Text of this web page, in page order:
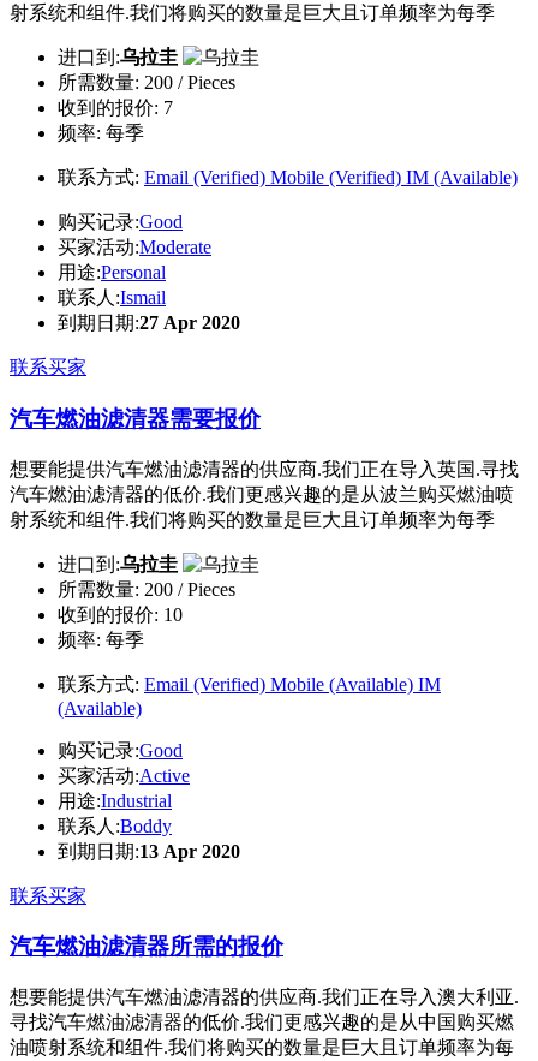
射系统和组件.我们将购买的数量是巨大且订单频率为每季
进口到:乌拉圭
所需数量: 200 / Pieces
收到的报价: 7
频率: 每季
联系方式: Email (Verified) Mobile (Verified) IM (Available)
购买记录:Good
买家活动:Moderate
用途:Personal
联系人:Ismail
到期日期:27 Apr 2020
联系买家
汽车燃油滤清器需要报价
想要能提供汽车燃油滤清器的供应商.我们正在导入英国.寻找
汽车燃油滤清器的低价.我们更感兴趣的是从波兰购买燃油喷
射系统和组件.我们将购买的数量是巨大且订单频率为每季
进口到:乌拉圭
所需数量: 200 / Pieces
收到的报价: 10
频率: 每季
联系方式: Email (Verified) Mobile (Available) IM
(Available)
购买记录:Good
买家活动:Active
用途:Industrial
联系人:Boddy
到期日期:13 Apr 2020
联系买家
汽车燃油滤清器所需的报价
想要能提供汽车燃油滤清器的供应商.我们正在导入澳大利亚.
寻找汽车燃油滤清器的低价.我们更感兴趣的是从中国购买燃
油喷射系统和组件.我们将购买的数量是巨大且订单频率为每